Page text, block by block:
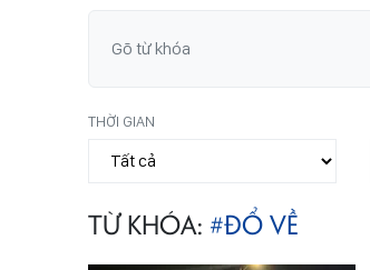
THỜI GIAN
TỪ KHÓA: #ĐỔ VỀ